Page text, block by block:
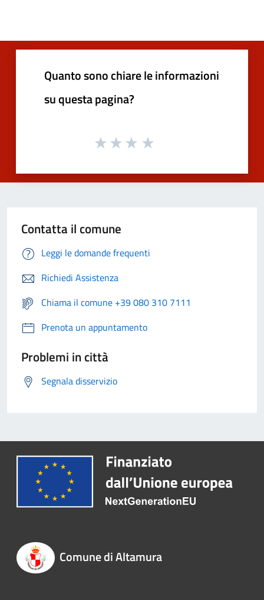
Quanto sono chiare le informazioni
su questa pagina?
Contatta il comune
Leggi le domande frequenti
Richiedi Assistenza
Chiama il comune +39 080 310 7111
Prenota un appuntamento
Problemi in città
Segnala disservizio
Comune di Altamura